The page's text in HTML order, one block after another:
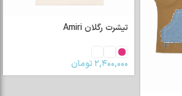
تیشرت رگلان Amiri
۲,۴۰۰,۰۰۰تومان